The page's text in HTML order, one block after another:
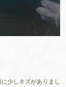
少しキズがありまし